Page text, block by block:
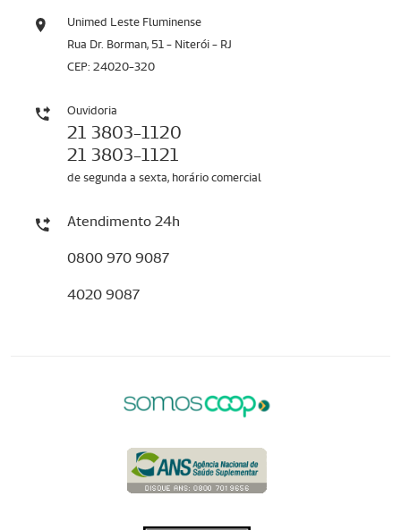
Unimed Leste Fluminense
Rua Dr. Borman, 51 - Niterói - RJ
CEP: 24020-320
Ouvidoria
21 3803-1120
21 3803-1121
de segunda a sexta, horário comercial
Atendimento 24h
0800 970 9087
4020 9087